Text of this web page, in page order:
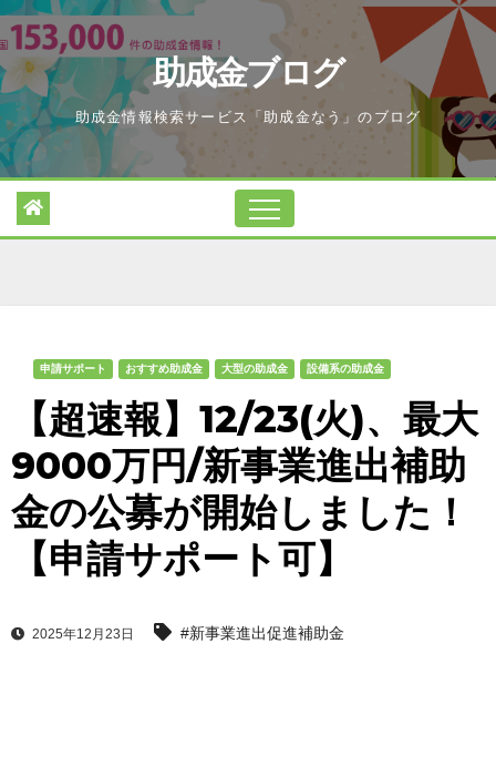
Skip
to
content
助成金ブログ
助成金情報検索サービス「助成金なう」のブログ
申請サポート おすすめ助成金 大型の助成金 設備系の助成金
【超速報】12/23(火)、最大
9000万円/新事業進出補助
金の公募が開始しました！
【申請サポート可】
2025年12月23日 #新事業進出促進補助金